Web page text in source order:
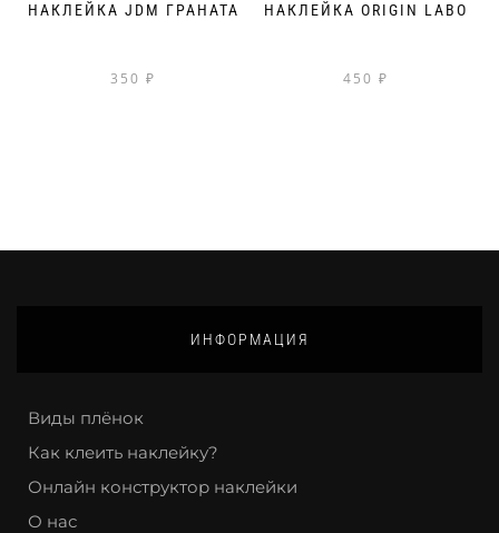
НАКЛЕЙКА JDM ГРАНАТА
350 ₽
НАКЛЕЙКА ORIGIN LABO
450 ₽
ИНФОРМАЦИЯ
Виды плёнок
Как клеить наклейку?
Онлайн конструктор наклейки
О нас